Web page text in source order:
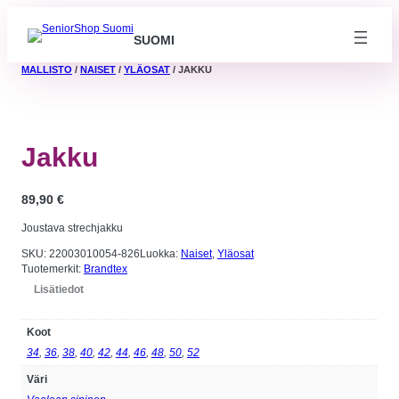
SUOMI
MALLISTO / NAISET / YLÄOSAT / JAKKU
Jakku
89,90 €
Joustava strechjakku
SKU: 22003010054-826Luokka: Naiset, Yläosat
Tuotemerkit: Brandtex
Lisätiedot
Koot
34, 36, 38, 40, 42, 44, 46, 48, 50, 52
Väri
Välttämättömät
Nämä evästeet
eivät ole
valinnaisia. Niitä
tarvitaan, jotta
sivusto voi